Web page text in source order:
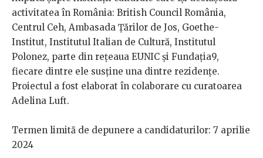
activitatea în România: British Council România,
Centrul Ceh, Ambasada Țărilor de Jos, Goethe-
Institut, Institutul Italian de Cultură, Institutul
Polonez, parte din rețeaua EUNIC și Fundația9,
fiecare dintre ele susține una dintre rezidențe.
Proiectul a fost elaborat în colaborare cu curatoarea
Adelina Luft.
Termen limită de depunere a candidaturilor: 7 aprilie
2024